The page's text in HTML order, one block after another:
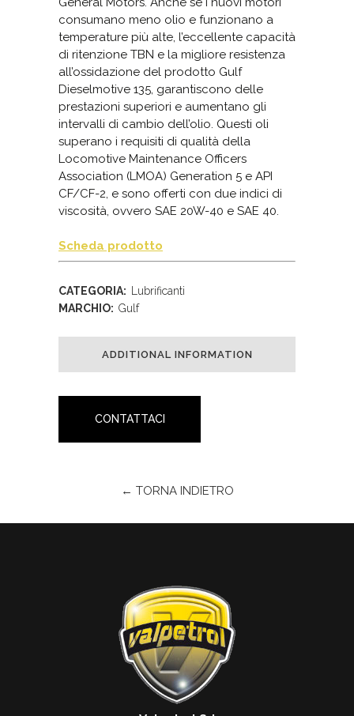
consumano meno olio e funzionano a
temperature più alte, l’eccellente capacità
di ritenzione TBN e la migliore resistenza
all’ossidazione del prodotto Gulf
Dieselmotive 135, garantiscono delle
prestazioni superiori e aumentano gli
intervalli di cambio dell’olio. Questi oli
superano i requisiti di qualità della
Locomotive Maintenance Officers
Association (LMOA) Generation 5 e API
CF/CF-2, e sono offerti con due indici di
viscosità, ovvero SAE 20W-40 e SAE 40.
Scheda prodotto
CATEGORIA: Lubrificanti
MARCHIO: Gulf
ADDITIONAL INFORMATION
CONTATTACI
← TORNA INDIETRO